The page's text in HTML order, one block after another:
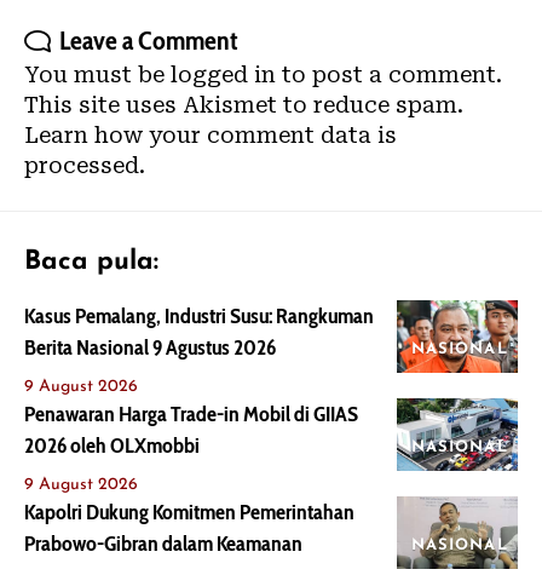
Leave a Comment
You must be logged in to post a comment.
This site uses Akismet to reduce spam.
Learn how your comment data is
processed.
Baca pula:
NASIONAL
Kasus Pemalang, Industri Susu: Rangkuman
Berita Nasional 9 Agustus 2026
9 August 2026
NASIONAL
Penawaran Harga Trade-in Mobil di GIIAS
2026 oleh OLXmobbi
9 August 2026
NASIONAL
Kapolri Dukung Komitmen Pemerintahan
Prabowo-Gibran dalam Keamanan